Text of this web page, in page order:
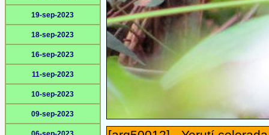
19-sep-2023
18-sep-2023
16-sep-2023
11-sep-2023
10-sep-2023
09-sep-2023